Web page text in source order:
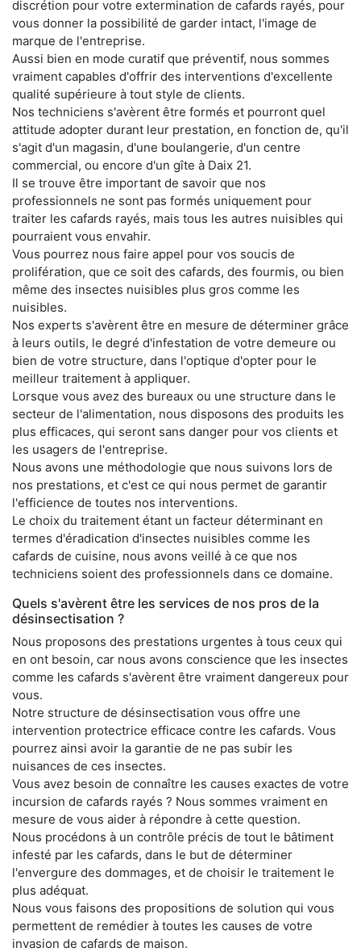
discrétion pour votre extermination de cafards rayés, pour
vous donner la possibilité de garder intact, l'image de
marque de l'entreprise.
Aussi bien en mode curatif que préventif, nous sommes
vraiment capables d'offrir des interventions d'excellente
qualité supérieure à tout style de clients.
Nos techniciens s'avèrent être formés et pourront quel
attitude adopter durant leur prestation, en fonction de, qu'il
s'agit d'un magasin, d'une boulangerie, d'un centre
commercial, ou encore d'un gîte à Daix 21.
Il se trouve être important de savoir que nos
professionnels ne sont pas formés uniquement pour
traiter les cafards rayés, mais tous les autres nuisibles qui
pourraient vous envahir.
Vous pourrez nous faire appel pour vos soucis de
prolifération, que ce soit des cafards, des fourmis, ou bien
même des insectes nuisibles plus gros comme les
nuisibles.
Nos experts s'avèrent être en mesure de déterminer grâce
à leurs outils, le degré d'infestation de votre demeure ou
bien de votre structure, dans l'optique d'opter pour le
meilleur traitement à appliquer.
Lorsque vous avez des bureaux ou une structure dans le
secteur de l'alimentation, nous disposons des produits les
plus efficaces, qui seront sans danger pour vos clients et
les usagers de l'entreprise.
Nous avons une méthodologie que nous suivons lors de
nos prestations, et c'est ce qui nous permet de garantir
l'efficience de toutes nos interventions.
Le choix du traitement étant un facteur déterminant en
termes d'éradication d'insectes nuisibles comme les
cafards de cuisine, nous avons veillé à ce que nos
techniciens soient des professionnels dans ce domaine.
Quels s'avèrent être les services de nos pros de la
désinsectisation ?
Nous proposons des prestations urgentes à tous ceux qui
en ont besoin, car nous avons conscience que les insectes
comme les cafards s'avèrent être vraiment dangereux pour
vous.
Notre structure de désinsectisation vous offre une
intervention protectrice efficace contre les cafards. Vous
pourrez ainsi avoir la garantie de ne pas subir les
nuisances de ces insectes.
Vous avez besoin de connaître les causes exactes de votre
incursion de cafards rayés ? Nous sommes vraiment en
mesure de vous aider à répondre à cette question.
Nous procédons à un contrôle précis de tout le bâtiment
infesté par les cafards, dans le but de déterminer
l'envergure des dommages, et de choisir le traitement le
plus adéquat.
Nous vous faisons des propositions de solution qui vous
permettent de remédier à toutes les causes de votre
invasion de cafards de maison.